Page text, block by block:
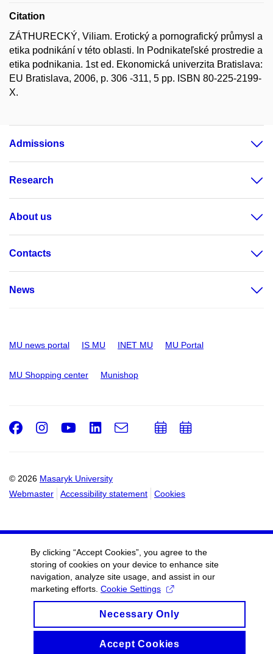
Citation
ZÁTHURECKÝ, Viliam. Erotický a pornografický průmysl a
etika podnikání v této oblasti. In Podnikateľské prostredie a
etika podnikania. 1st ed. Ekonomická univerzita Bratislava:
EU Bratislava, 2006, p. 306 -311, 5 pp. ISBN 80-225-2199-
X.
Admissions
Research
About us
Contacts
News
MU news portal IS MU INET MU MU Portal
MU Shopping center Munishop
© 2026 Masaryk University
Webmaster
Accessibility statement Cookies
Facebook
Instagram
Youtube
LinkedIn
e-
AddAdd
By clicking “Accept Cookies”, you agree to the
storing of cookies on your device to enhance site
navigation, analyze site usage, and assist in our
marketing efforts. Cookie Settings
Necessary Only
Accept Cookies